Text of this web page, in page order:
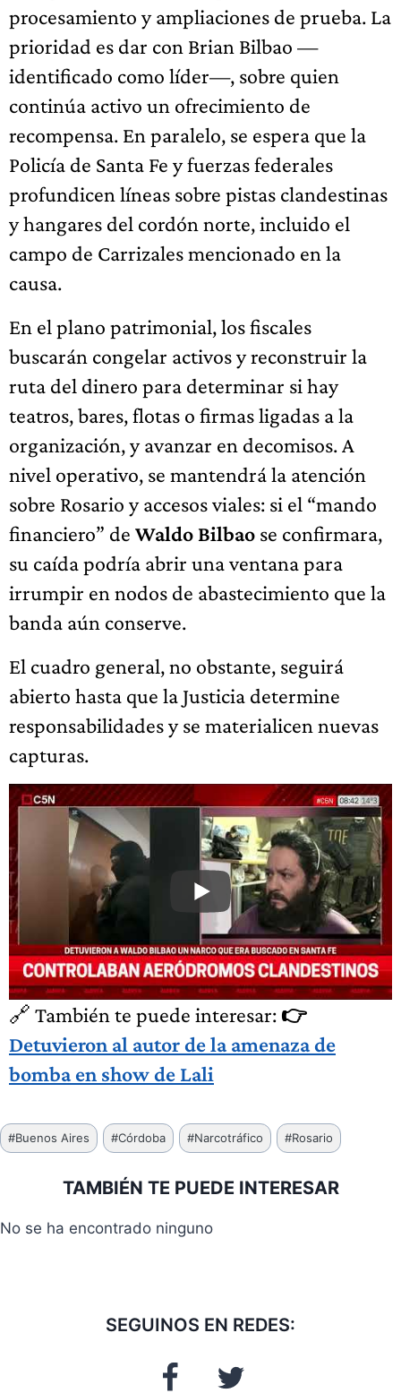
procesamiento y ampliaciones de prueba. La
prioridad es dar con Brian Bilbao —
identificado como líder—, sobre quien
continúa activo un ofrecimiento de
recompensa. En paralelo, se espera que la
Policía de Santa Fe y fuerzas federales
profundicen líneas sobre pistas clandestinas
y hangares del cordón norte, incluido el
campo de Carrizales mencionado en la
causa.
En el plano patrimonial, los fiscales
buscarán congelar activos y reconstruir la
ruta del dinero para determinar si hay
teatros, bares, flotas o firmas ligadas a la
organización, y avanzar en decomisos. A
nivel operativo, se mantendrá la atención
sobre Rosario y accesos viales: si el “mando
financiero” de Waldo Bilbao se confirmara,
su caída podría abrir una ventana para
irrumpir en nodos de abastecimiento que la
banda aún conserve.
El cuadro general, no obstante, seguirá
abierto hasta que la Justicia determine
responsabilidades y se materialicen nuevas
capturas.
🔗 También te puede interesar: 👉
Detuvieron al autor de la amenaza de
bomba en show de Lali
Etiquetas
de
#Buenos Aires #Córdoba #Narcotráfico #Rosario
TAMBIÉN TE PUEDE INTERESAR
No se ha encontrado ninguno
SEGUINOS EN REDES: